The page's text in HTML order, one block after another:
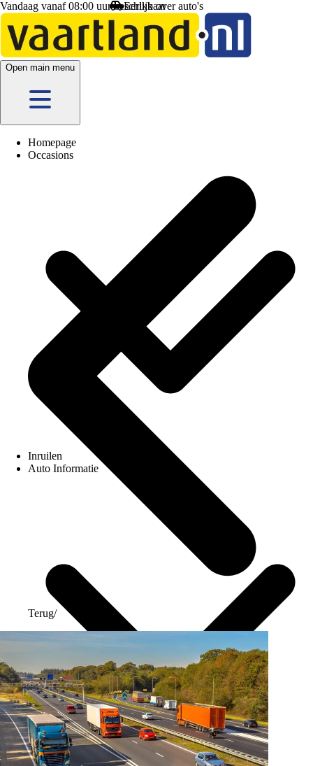
Vandaag vanaf 08:00 uur beschikbaar
Open main menu
Homepage
Occasions
Inruilen
Auto Informatie
Terug/